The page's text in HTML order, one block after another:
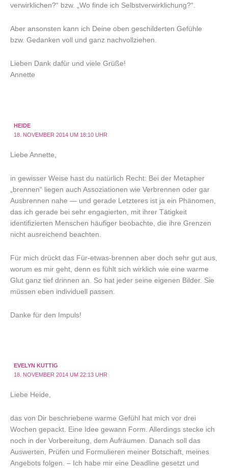
verwirklichen?“ bzw. „Wo finde ich Selbstverwirklichung?“.
Aber ansonsten kann ich Deine oben geschilderten Gefühle
bzw. Gedanken voll und ganz nachvollziehen.
Lieben Dank dafür und viele Grüße!
Annette
HEIDE
18. NOVEMBER 2014 UM 18:10 UHR
Liebe Annette,
in gewisser Weise hast du natürlich Recht: Bei der Metapher
„brennen“ liegen auch Assoziationen wie Verbrennen oder gar
Ausbrennen nahe — und gerade Letzteres ist ja ein Phänomen,
das ich gerade bei sehr engagierten, mit ihrer Tätigkeit
identifizierten Menschen häufiger beobachte, die ihre Grenzen
nicht ausreichend beachten.
Für mich drückt das Für-etwas-brennen aber doch sehr gut aus,
worum es mir geht, denn es fühlt sich wirklich wie eine warme
Glut ganz tief drinnen an. So hat jeder seine eigenen Bilder. Sie
müssen eben individuell passen.
Danke für den Impuls!
EVELYN KUTTIG
18. NOVEMBER 2014 UM 22:13 UHR
Liebe Heide,
das von Dir beschriebene warme Gefühl hat mich vor drei
Wochen gepackt. Eine Idee gewann Form. Allerdings stecke ich
noch in der Vorbereitung, dem Aufräumen. Danach soll das
Auswerten, Prüfen und Formulieren meiner Botschaft, meines
Angebots folgen. – Ich habe mir eine Deadline gesetzt und